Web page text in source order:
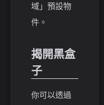
域」預設物
件。
揭開黑盒
子
你可以透過